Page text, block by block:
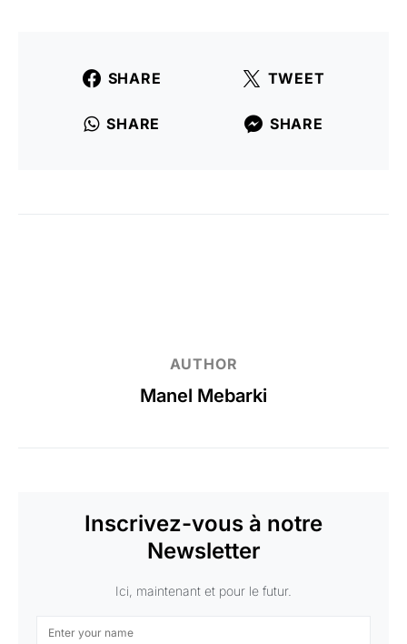
SHARE TWEET
SHARE SHARE
AUTHOR
Manel Mebarki
Inscrivez-vous à notre
Newsletter
Ici, maintenant et pour le futur.